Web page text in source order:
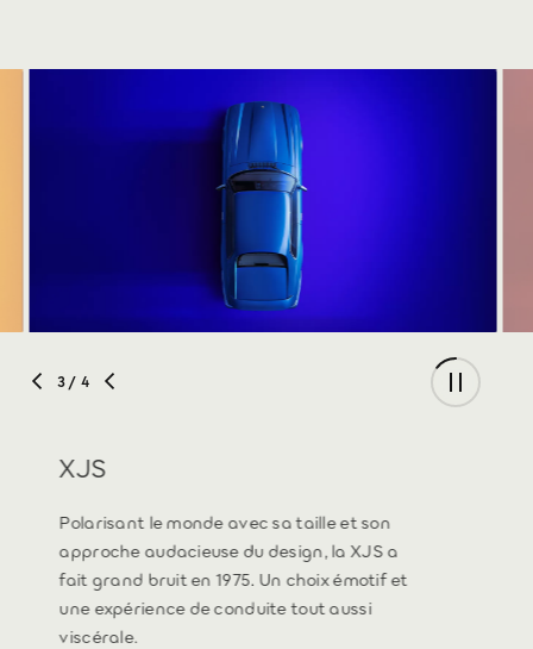
3/ 4
XJS
Polarisant le monde avec sa taille et son
approche audacieuse du design, la XJS a
fait grand bruit en 1975. Un choix émotif et
une expérience de conduite tout aussi
viscérale.